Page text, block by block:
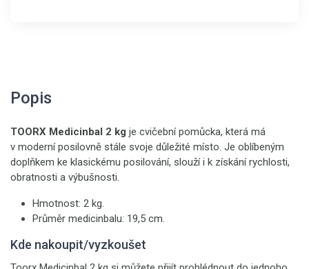
Popis
TOORX Medicinbal 2 kg je cvičební pomůcka, která má
v moderní posilovně stále svoje důležité místo. Je oblíbeným
doplňkem ke klasickému posilování, slouží i k získání rychlosti,
obratnosti a výbušnosti.
Hmotnost: 2 kg.
Průměr medicinbalu: 19,5 cm.
Kde nakoupit/vyzkoušet